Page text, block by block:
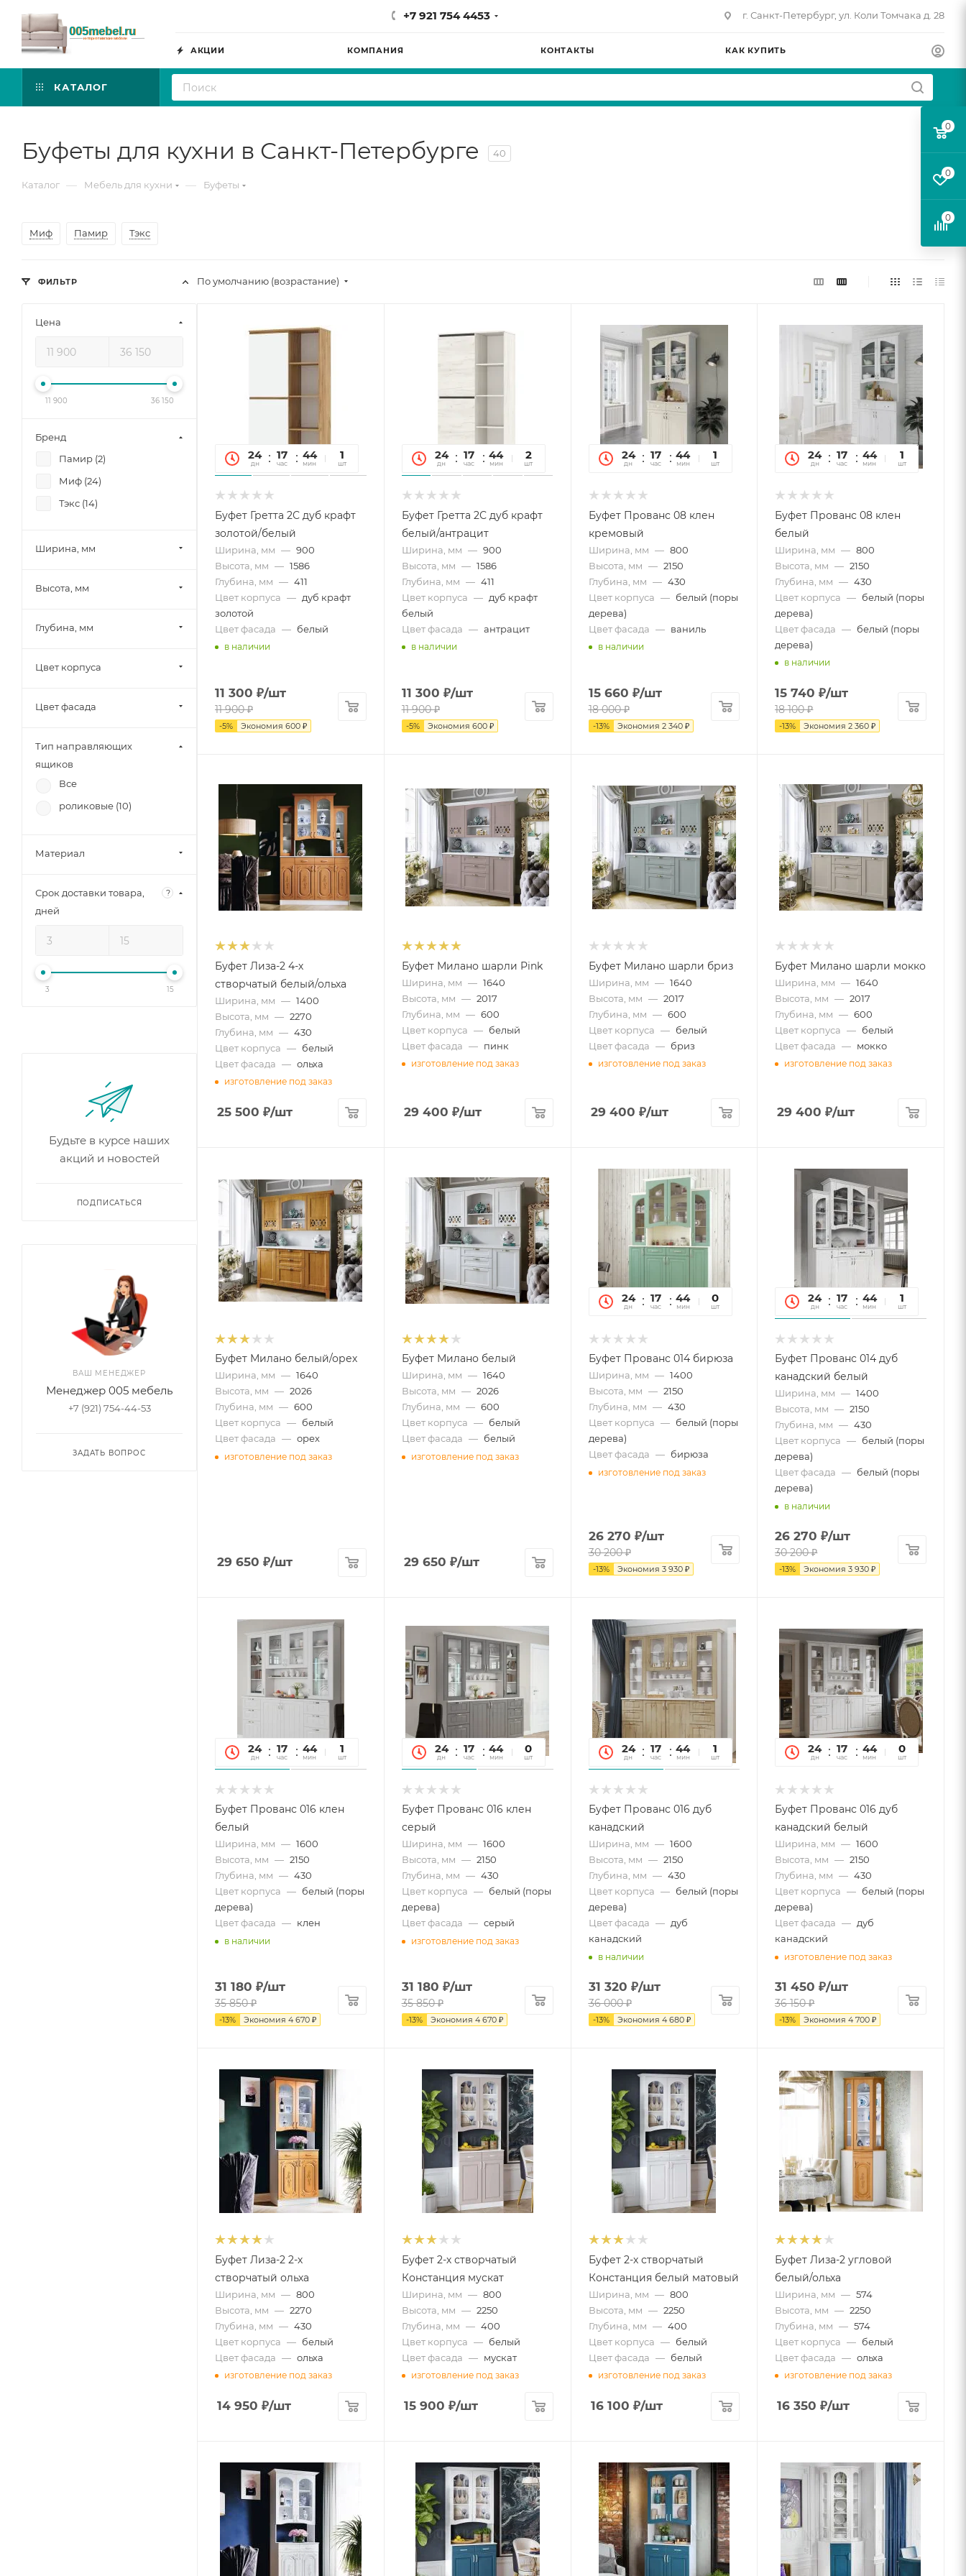
+7 921 754 4453 г. Санкт-Петербург, ул. Коли Томчака д. 28
АКЦИИ КОМПАНИЯ КОНТАКТЫ КАК КУПИТЬ
КАТАЛОГ
Буфеты для кухни в Санкт-Петербурге 40
Каталог — Мебель для кухни — Буфеты
Миф Памир Тэкс
По умолчанию (возрастание)
24
дн
17
час
44
мин
36
сек
1
шт
Буфет Гретта 2С дуб крафт
золотой/белый
Ширина, мм — 900
Высота, мм — 1586
Глубина, мм — 411
Цвет корпуса — дуб крафт
золотой
Цвет фасада — белый
в наличии
11 300 ₽/шт
11 900₽
-5% Экономия 600 ₽
24
дн
17
час
44
мин
36
сек
2
шт
Буфет Гретта 2С дуб крафт
белый/антрацит
Ширина, мм — 900
Высота, мм — 1586
Глубина, мм — 411
Цвет корпуса — дуб крафт
белый
Цвет фасада — антрацит
в наличии
11 300 ₽/шт
11 900₽
-5% Экономия 600₽
24
дн
17
час
44
мин
36
сек
1
шт
Буфет Прованс 08 клен
кремовый
Ширина, мм — 800
Высота, мм — 2150
Глубина, мм — 430
Цвет корпуса — белый (поры
дерева)
Цвет фасада — ваниль
в наличии
15 660 ₽/шт
18 000₽
-13% Экономия 2 340₽
24
дн
17
час
44
мин
36
сек
1
шт
Буфет Прованс 08 клен
белый
Ширина, мм — 800
Высота, мм — 2150
Глубина, мм — 430
Цвет корпуса — белый (поры
дерева)
Цвет фасада — белый (поры
дерева)
в наличии
15 740 ₽/шт
18 100₽
-13% Экономия2 360 ₽
Буфет Лиза-2 4-х
створчатый белый/ольха
Ширина, мм — 1400
Высота, мм — 2270
Глубина, мм — 430
Цвет корпуса — белый
Цвет фасада — ольха
изготовление под заказ
25 500 ₽/шт
Буфет Милано шарли Pink
Ширина, мм — 1640
Высота, мм — 2017
Глубина, мм — 600
Цвет корпуса — белый
Цвет фасада — пинк
изготовление под заказ
29 400 ₽/шт
Буфет Милано шарли бриз
Ширина, мм — 1640
Высота, мм — 2017
Глубина, мм — 600
Цвет корпуса — белый
Цвет фасада — бриз
изготовление под заказ
29 400 ₽/шт
Буфет Милано шарли мокко
Ширина, мм — 1640
Высота, мм — 2017
Глубина, мм — 600
Цвет корпуса — белый
Цвет фасада — мокко
изготовление под заказ
29 400 ₽/шт
Буфет Милано белый/орех
Ширина, мм — 1640
Высота, мм — 2026
Глубина, мм — 600
Цвет корпуса — белый
Цвет фасада — орех
изготовление под заказ
29 650 ₽/шт
Буфет Милано белый
Ширина, мм — 1640
Высота, мм — 2026
Глубина, мм — 600
Цвет корпуса — белый
Цвет фасада — белый
изготовление под заказ
29 650 ₽/шт
24
дн
17
час
44
мин
36
сек
0
шт
Буфет Прованс 014 бирюза
Ширина, мм — 1400
Высота, мм — 2150
Глубина, мм — 430
Цвет корпуса — белый (поры
дерева)
Цвет фасада — бирюза
изготовление под заказ
26 270 ₽/шт
30 200₽
-13% Экономия 3 930₽
24
дн
17
час
44
мин
36
сек
1
шт
Буфет Прованс 014 дуб
канадский белый
Ширина, мм — 1400
Высота, мм — 2150
Глубина, мм — 430
Цвет корпуса — белый (поры
дерева)
Цвет фасада — белый (поры
дерева)
в наличии
26 270 ₽/шт
30 200₽
-13% Экономия3 930 ₽
24
дн
17
час
44
мин
36
сек
1
шт
Буфет Прованс 016 клен
белый
Ширина, мм — 1600
Высота, мм — 2150
Глубина, мм — 430
Цвет корпуса — белый (поры
дерева)
Цвет фасада — клен
в наличии
31 180 ₽/шт
35 850₽
-13% Экономия 4 670 ₽
24
дн
17
час
44
мин
36
сек
0
шт
Буфет Прованс 016 клен
серый
Ширина, мм — 1600
Высота, мм — 2150
Глубина, мм — 430
Цвет корпуса — белый (поры
дерева)
Цвет фасада — серый
изготовление под заказ
31 180 ₽/шт
35 850₽
-13% Экономия 4 670₽
24
дн
17
час
44
мин
36
сек
1
шт
Буфет Прованс 016 дуб
канадский
Ширина, мм — 1600
Высота, мм — 2150
Глубина, мм — 430
Цвет корпуса — белый (поры
дерева)
Цвет фасада — дуб
канадский
в наличии
31 320 ₽/шт
36 000₽
-13% Экономия 4 680₽
24
дн
17
час
44
мин
36
сек
0
шт
Буфет Прованс 016 дуб
канадский белый
Ширина, мм — 1600
Высота, мм — 2150
Глубина, мм — 430
Цвет корпуса — белый (поры
дерева)
Цвет фасада — дуб
канадский
изготовление под заказ
31 450 ₽/шт
36 150₽
-13% Экономия4 700 ₽
Буфет Лиза-2 2-х
створчатый ольха
Ширина, мм — 800
Высота, мм — 2270
Глубина, мм — 430
Цвет корпуса — белый
Цвет фасада — ольха
изготовление под заказ
14 950 ₽/шт
Буфет 2-х створчатый
Констанция мускат
Ширина, мм — 800
Высота, мм — 2250
Глубина, мм — 400
Цвет корпуса — белый
Цвет фасада — мускат
изготовление под заказ
15 900 ₽/шт
Буфет 2-х створчатый
Констанция белый матовый
Ширина, мм — 800
Высота, мм — 2250
Глубина, мм — 400
Цвет корпуса — белый
Цвет фасада — белый
изготовление под заказ
16 100 ₽/шт
Буфет Лиза-2 угловой
белый/ольха
Ширина, мм — 574
Высота, мм — 2250
Глубина, мм — 574
Цвет корпуса — белый
Цвет фасада — ольха
изготовление под заказ
16 350 ₽/шт
ФИЛЬТР
Цена
11 900 36 150
Бренд
Памир (2)
Миф (24)
Тэкс (14)
Ширина, мм
Высота, мм
Глубина, мм
Цвет корпуса
Цвет фасада
Тип направляющих
ящиков
Все
роликовые (10)
Материал
Срок доставки товара,
дней
?
3 15
Будьте в курсе наших
акций и новостей
ПОДПИСАТЬСЯ
ВАШ МЕНЕДЖЕР
Менеджер 005 мебель
+7 (921) 754-44-53
ЗАДАТЬ ВОПРОС
0
0
0